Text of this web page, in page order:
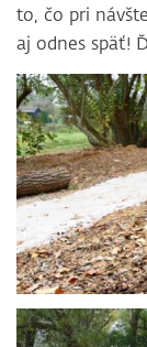
to, čo pri
aj odnes späť!